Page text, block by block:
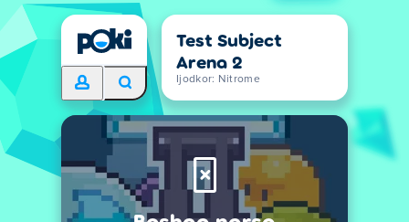
Test Subject
Arena 2
Ijodkor: Nitrome